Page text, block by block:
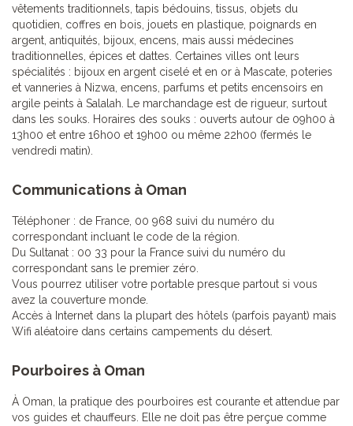
vêtements traditionnels, tapis bédouins, tissus, objets du
quotidien, coffres en bois, jouets en plastique, poignards en
argent, antiquités, bijoux, encens, mais aussi médecines
traditionnelles, épices et dattes. Certaines villes ont leurs
spécialités : bijoux en argent ciselé et en or à Mascate, poteries
et vanneries à Nizwa, encens, parfums et petits encensoirs en
argile peints à Salalah. Le marchandage est de rigueur, surtout
dans les souks. Horaires des souks : ouverts autour de 09h00 à
13h00 et entre 16h00 et 19h00 ou même 22h00 (fermés le
vendredi matin).
Communications à Oman
Téléphoner : de France, 00 968 suivi du numéro du
correspondant incluant le code de la région.
Du Sultanat : 00 33 pour la France suivi du numéro du
correspondant sans le premier zéro.
Vous pourrez utiliser votre portable presque partout si vous
avez la couverture monde.
Accès à Internet dans la plupart des hôtels (parfois payant) mais
Wifi aléatoire dans certains campements du désert.
Pourboires à Oman
À Oman, la pratique des pourboires est courante et attendue par
vos guides et chauffeurs. Elle ne doit pas être perçue comme